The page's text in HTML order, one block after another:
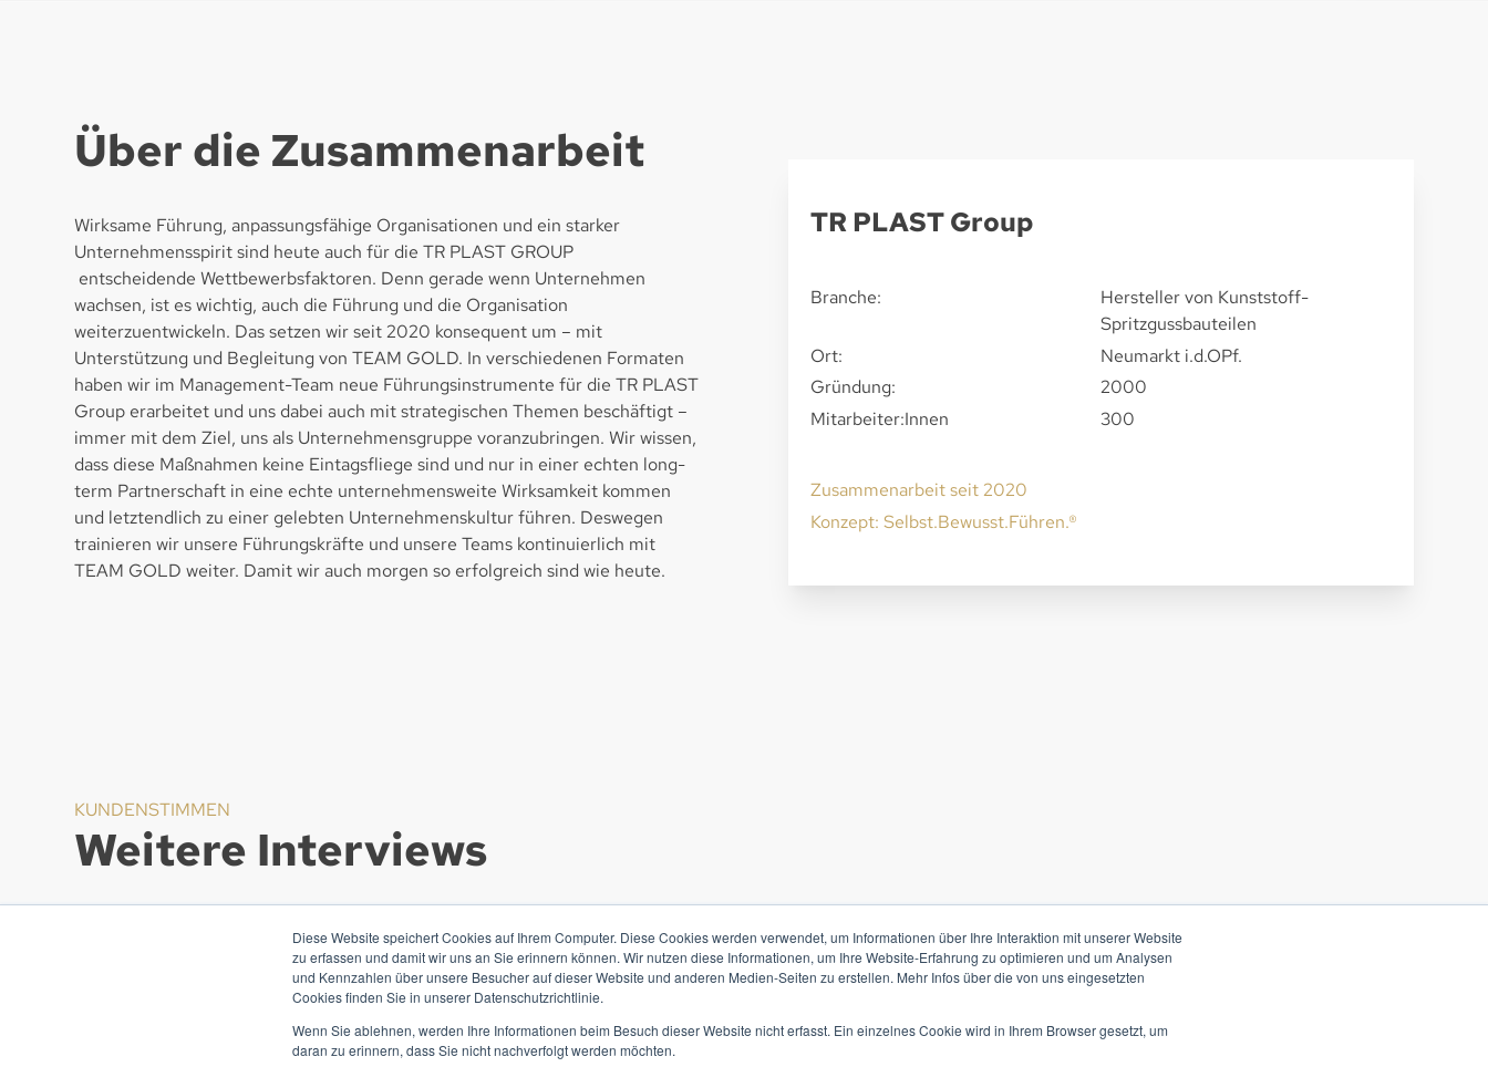
Diese Website speichert Cookies auf Ihrem Computer. Diese Cookies werden verwendet, um Informationen über Ihre Interaktion mit unserer Website
zu erfassen und damit wir uns an Sie erinnern können. Wir nutzen diese Informationen, um Ihre Website-Erfahrung zu optimieren und um Analysen
und Kennzahlen über unsere Besucher auf dieser Website und anderen Medien-Seiten zu erstellen. Mehr Infos über die von uns eingesetzten
Cookies finden Sie in unserer Datenschutzrichtlinie.
Wenn Sie ablehnen, werden Ihre Informationen beim Besuch dieser Website nicht erfasst. Ein einzelnes Cookie wird in Ihrem Browser gesetzt, um
daran zu erinnern, dass Sie nicht nachverfolgt werden möchten.
Über die Zusammenarbeit
Wirksame Führung, anpassungsfähige Organisationen und ein starker
Unternehmensspirit sind heute auch für die TR PLAST GROUP
entscheidende Wettbewerbsfaktoren. Denn gerade wenn Unternehmen
wachsen, ist es wichtig, auch die Führung und die Organisation
weiterzuentwickeln. Das setzen wir seit 2020 konsequent um – mit
Unterstützung und Begleitung von TEAM GOLD. In verschiedenen Formaten
haben wir im Management-Team neue Führungsinstrumente für die TR PLAST
Group erarbeitet und uns dabei auch mit strategischen Themen beschäftigt –
immer mit dem Ziel, uns als Unternehmensgruppe voranzubringen. Wir wissen,
dass diese Maßnahmen keine Eintagsfliege sind und nur in einer echten long-
term Partnerschaft in eine echte unternehmensweite Wirksamkeit kommen
und letztendlich zu einer gelebten Unternehmenskultur führen. Deswegen
trainieren wir unsere Führungskräfte und unsere Teams kontinuierlich mit
TEAM GOLD weiter. Damit wir auch morgen so erfolgreich sind wie heute.
TR PLAST Group
Branche:
Hersteller von Kunststoff-
Spritzgussbauteilen
Ort:
Neumarkt i.d.OPf.
Gründung:
2000
Mitarbeiter:Innen
300
Zusammenarbeit seit 2020
Konzept: Selbst.Bewusst.Führen.®
KUNDENSTIMMEN
Weitere Interviews